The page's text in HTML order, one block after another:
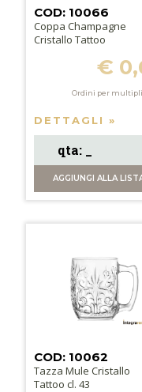
COD: 10066
Coppa Champagne
Cristallo Tattoo
€
Ordini per
DETTAGLI »
AGGIUNGIALLA
COD: 10062
Tazza Mule Cristallo
Tattoo cl. 43